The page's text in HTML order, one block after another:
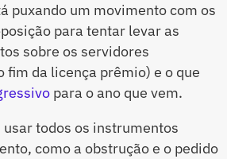
puxando um movimento com os
para tentar levar as
sobre os servidores
fim da licença prêmio) e o que
para o ano que vem.
usar todos os instrumentos
como a obstrução e o pedido